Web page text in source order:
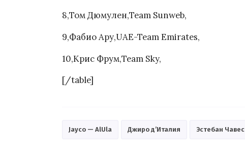
8,Том Дюмулен,Team Sunweb,
9,Фабио Ару,UAE-Team Emirates,
10,Крис Фрум,Team Sky,
[/table]
Jayco — AlUla Джиро д’Италия Эстебан Чавес